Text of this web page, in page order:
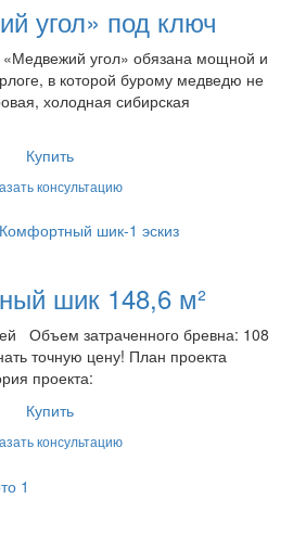
угол» под ключ
угол» обязана мощной и
в которой бурому медведю не
холодная сибирская
Купить
консультацию
шик 148,6 м²
Объем затраченного бревна: 108
точную цену! План проекта
проекта:
Купить
консультацию